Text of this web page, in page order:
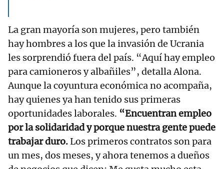
La gran mayoría son mujeres, pero también
hay hombres a los que la invasión de Ucrania
les sorprendió fuera del país. “Aquí hay empleo
para camioneros y albañiles”, detalla Alona.
Aunque la coyuntura económica no acompaña,
hay quienes ya han tenido sus primeras
oportunidades laborales. “Encuentran empleo
por la solidaridad y porque nuestra gente puede
trabajar duro.Los primeros contratos son para
un mes, dos meses, y ahora tenemos a dueños